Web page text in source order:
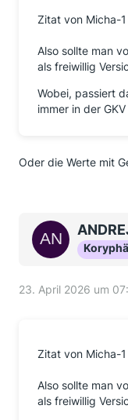
Zitat von Micha-1
Also sollte man
als freiwillig
Wobei, passiert
immer in der
Oder die Werte mit
23. April 2026 um
Zitat von Micha-1
Also sollte man
als freiwillig